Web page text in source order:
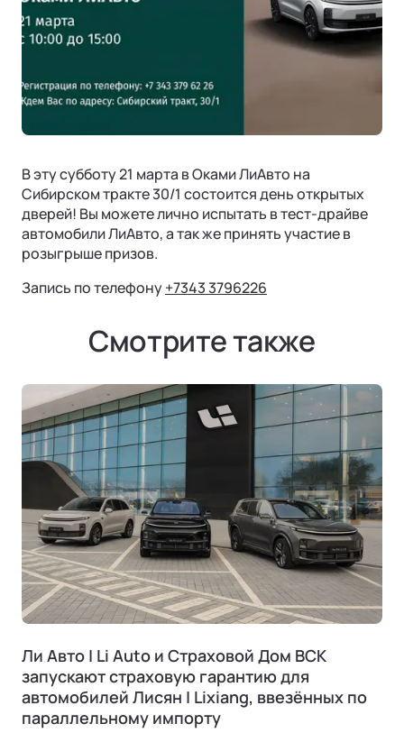
ОТ 6 890 000 ₽
Подробнее
Ли Л7 | Li L7
Универсальный 5-местный кроссовер
Подробнее
Флагманский 6-местный кроссовер
ОТ 9 650 000 ₽
Подробнее
КОРПОРАТИВНЫЕ ПРОДАЖИ
Корпоративным клиентам
Лизинг
ФИНАНСЫ И УСЛУГИ
Трейд-ин
Страхование
Страховая гарантия
Руководства по эксплуатации
Акустический комфорт (NVH)
Обновление ПО
Операционная система
СОТРУДНИЧЕСТВО
Контакты
В эту субботу 21 марта в Оками ЛиАвто на
Сибирском тракте 30/1 состоится день открытых
дверей! Вы можете лично испытать в тест-драйве
автомобили ЛиАвто, а так же принять участие в
розыгрыше призов.
Запись по телефону+7343 3796226
Смотрите также
Ли Авто | Li Auto и Страховой Дом ВСК
запускают страховую гарантию для
автомобилей Лисян | Lixiang, ввезённых по
параллельному импорту